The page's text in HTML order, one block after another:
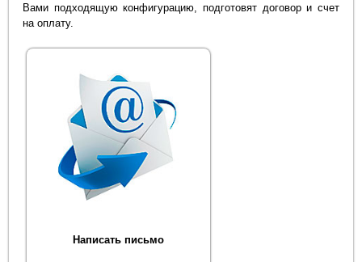
Вами подходящую конфигурацию, подготовят договор и счет
на оплату.
Написать письмо